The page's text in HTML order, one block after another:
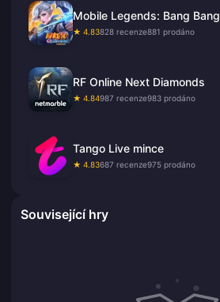
Mobile Legends: Bang Bang
★ 4.83828 recenze881 prodáno
RF Online Next Diamonds
★ 4.84987 recenze983 prodáno
Tango Live mince
★ 4.83687 recenze975 prodáno
Související hry